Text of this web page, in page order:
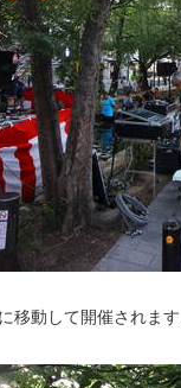
移動して開催されます